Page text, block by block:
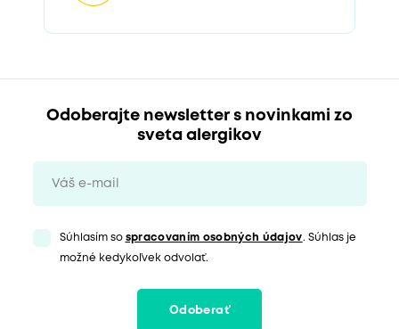
Odoberajte newsletter s novinkami zo
sveta alergikov
Súhlasím so spracovaním osobných údajov. Súhlas je
možné kedykoľvek odvolať.
Odoberať